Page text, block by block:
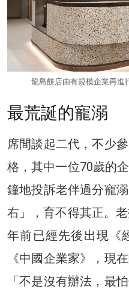
龍島餅店由有規模企業再進
最荒誕的寵溺
席間談起二代，不少
格，其中一位70歲的
鐘地投訴老伴過分寵
右」，育不得其正。
年前已經先後出現《
《中國企業家》，現
「不是沒有辦法，最